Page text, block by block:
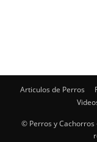
Articulos de Perros
© Perros y Cachorros